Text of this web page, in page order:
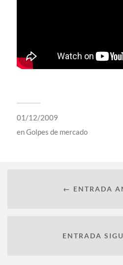
01/12/2009
enGolpes de mercado
← ENTRADA
ENTRADA